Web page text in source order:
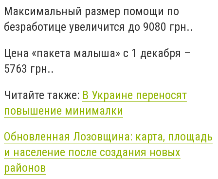
Максимальный размер помощи по
безработице увеличится до 9080 грн..
Цена «пакета малыша» с 1 декабря –
5763 грн..
Читайте также: В Украине переносят
повышение минималки
Обновленная Лозовщина: карта, площадь
и население после создания новых
районов